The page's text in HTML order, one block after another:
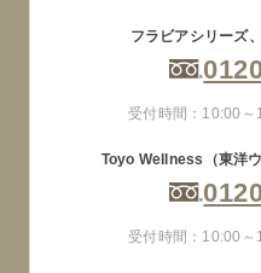
フラビアシリーズ
受付時間：10:00～
Toyo Wellness（東洋
受付時間：10:00～